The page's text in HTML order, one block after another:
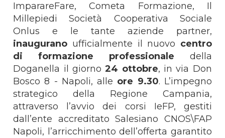
ImparareFare, Cometa Formazione, Il
Millepiedi Società Cooperativa Sociale
Onlus e le tante aziende partner,
inaugurano ufficialmente il nuovo centro
di formazione professionale della
Doganella il giorno24 ottobre, in via Don
Bosco 8 - Napoli, alle ore 9.30. L’impegno
strategico della Regione Campania,
attraverso l’avvio dei corsi IeFP, gestiti
dall’ente accreditato Salesiano CNOS\FAP
Napoli, l’arricchimento dell’offerta garantito